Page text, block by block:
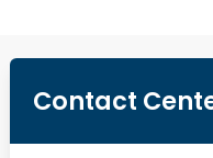
Contact